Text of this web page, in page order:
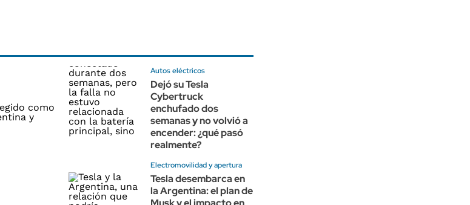
Autos eléctricos
Dejó su Tesla
Cybertruck
enchufado dos
semanas y no volvió a
encender: ¿qué pasó
realmente?
Electromovilidad y apertura
Tesla desembarca en
la Argentina: el plan de